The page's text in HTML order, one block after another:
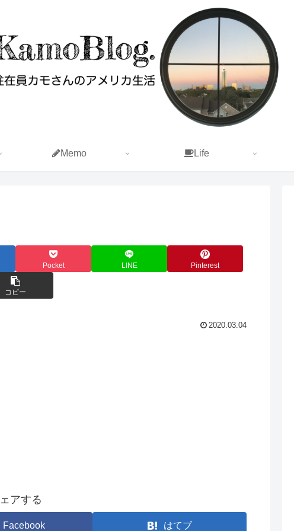
Memo Life
Pocket LINE Pinterest
コピー
2020.03.04
アする
Facebook はてブ